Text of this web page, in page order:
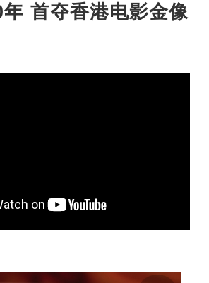
首夺香港电影金像